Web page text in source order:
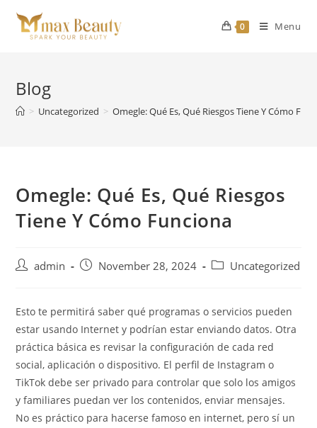
content
0 Menu
Blog
> Uncategorized > Omegle: Qué Es, Qué Riesgos Tiene Y Cómo
Omegle: Qué Es, Qué Riesgos
Tiene Y Cómo Funciona
Postadmin
PostNovember 28, 2024
PostUncategorized
Esto te permitirá saber qué programas o servicios pueden
estar usando Internet y podrían estar enviando datos. Otra
práctica básica es revisar la configuración de cada red
social, aplicación o dispositivo. El perfil de Instagram o
TikTok debe ser privado para controlar que solo los amigos
y familiares puedan ver los contenidos, enviar mensajes.
No es práctico para hacerse famoso en internet, pero sí un